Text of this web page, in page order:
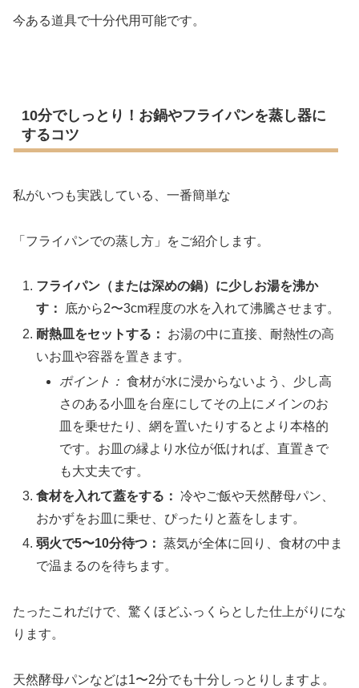
今ある道具で十分代用可能です。
10分でしっとり！お鍋やフライパンを蒸し器に
するコツ
私がいつも実践している、一番簡単な
「フライパンでの蒸し方」をご紹介します。
フライパン（または深めの鍋）に少しお湯を沸か
す：
底から2〜3cm程度の水を入れて沸騰させます。
耐熱皿をセットする：
お湯の中に直接、耐熱性の高
いお皿や容器を置きます。
ポイント： 食材が水に浸からないよう、少し高
さのある小皿を台座にしてその上にメインのお
皿を乗せたり、網を置いたりするとより本格的
です。お皿の縁より水位が低ければ、直置きで
も大丈夫です。
食材を入れて蓋をする： 冷やご飯や天然酵母パン、
おかずをお皿に乗せ、ぴったりと蓋をします。
弱火で5〜10分待つ： 蒸気が全体に回り、食材の中ま
で温まるのを待ちます。
たったこれだけで、驚くほどふっくらとした仕上がりにな
ります。
天然酵母パンなどは1〜2分でも十分しっとりしますよ。